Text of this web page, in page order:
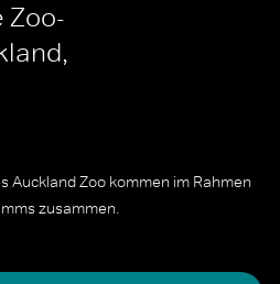
Zoo-
Auckland Zoo kommen im Rahmen
zusammen.